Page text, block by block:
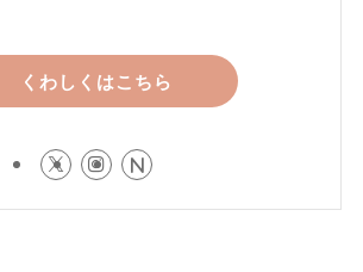
くわしくはこちら